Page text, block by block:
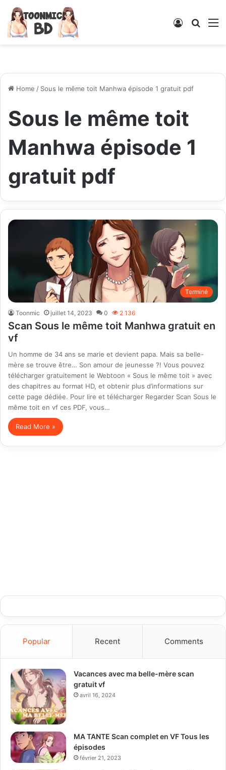
Log
Home / Sous le même toit Manhwa épisode 1 gratuit pdf
Sous le même toit
Manhwa épisode 1
gratuit pdf
Terminé
Toonmic juillet 14, 2023 0 2 136
Scan Sous le même toit Manhwa gratuit en
vf
Un homme de 34 ans se marie et devient papa. Mais sa belle-
mère se trouve être… Son amour de jeunesse ?! Vous pouvez
télécharger gratuitement le Webtoon « Sous le même toit » avec
des chapitres au format HD, et obtenir plus d’informations sur
cette page dédiée. Pour lire et télécharger Regarder Scan Sous le
même toit en vf ces PDF, vous…
Read More »
Popular Recent Comments
Vacances avec ma belle-mère scan
gratuit vf
avril 16, 2024
MA TANTE Scan complet en VF Tous les
épisodes
février 21, 2023